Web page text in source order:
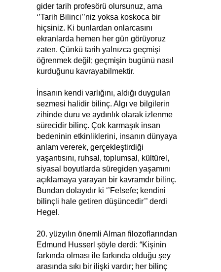
gider tarih profesörü olursunuz, ama
‘’Tarih Bilinci’’niz yoksa koskoca bir
hiçsiniz. Ki bunlardan onlarcasını
ekranlarda hemen her gün görüyoruz
zaten. Çünkü tarih yalnızca geçmişi
öğrenmek değil; geçmişin bugünü nasıl
kurduğunu kavrayabilmektir.
İnsanın kendi varlığını, aldığı duyguları
sezmesi halidir bilinç. Algı ve bilgilerin
zihinde duru ve aydınlık olarak izlenme
sürecidir bilinç. Çok karmaşık insan
bedeninin etkinliklerini, insanın dünyaya
anlam vererek, gerçekleştirdiği
yaşantısını, ruhsal, toplumsal, kültürel,
siyasal boyutlarda süregiden yaşamını
açıklamaya yarayan bir kavramdır bilinç.
Bundan dolayıdır ki ‘’Felsefe; kendini
bilinçli hale getiren düşüncedir’’ derdi
Hegel.
20. yüzyılın önemli Alman filozoflarından
Edmund Husserl şöyle derdi: “Kişinin
farkında olması ile farkında olduğu şey
arasında sıkı bir ilişki vardır; her bilinç